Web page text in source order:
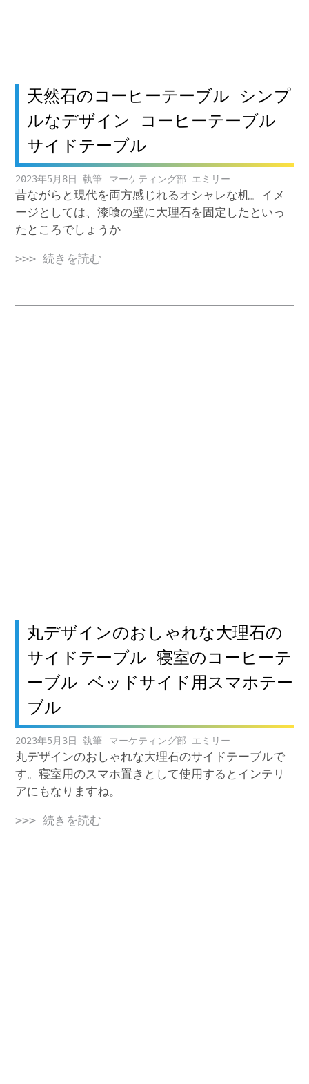
天然石のコーヒーテーブル シンプ
ルなデザイン コーヒーテーブル
サイドテーブル
2023年5月8日 マーケティング部 エミリー
昔ながらと現代を両方感じれるオシャレな机。イメ
ージとしては、漆喰の壁に大理石を固定したといっ
たところでしょうか
>>> 続きを読む
丸デザインのおしゃれな大理石の
サイドテーブル 寝室のコーヒーテ
ーブル ベッドサイド用スマホテー
ブル
2023年5月3日 マーケティング部 エミリー
丸デザインのおしゃれな大理石のサイドテーブルで
す。寝室用のスマホ置きとして使用するとインテリ
アにもなりますね。
>>> 続きを読む